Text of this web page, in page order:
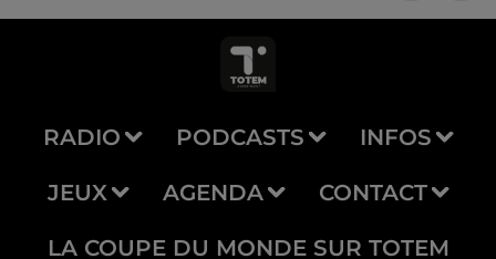
RADIO PODCASTS INFOS
JEUX AGENDA CONTACT
LA COUPE DU MONDE SUR TOTEM